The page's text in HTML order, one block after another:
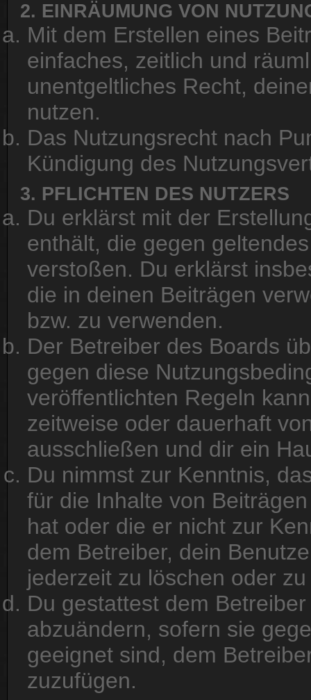
2. EINRÄUMUNG VON
Mit dem Erstellen eines
einfaches, zeitlich und
unentgeltliches Recht,
nutzen.
Das Nutzungsrecht nach
Kündigung des
3. PFLICHTEN DES NUTZERS
Du erklärst mit der
enthält, die gegen
verstoßen. Du erklärst
die in deinen Beiträgen
bzw. zu verwenden.
Der Betreiber des Boards
gegen diese
veröffentlichten Regeln
zeitweise oder dauerhaft
ausschließen und dir ein
Du nimmst zur Kenntnis,
für die Inhalte von
hat oder die er nicht zur
dem Betreiber, dein
jederzeit zu löschen oder
Du gestattest dem
abzuändern, sofern sie
geeignet sind, dem
zuzufügen.